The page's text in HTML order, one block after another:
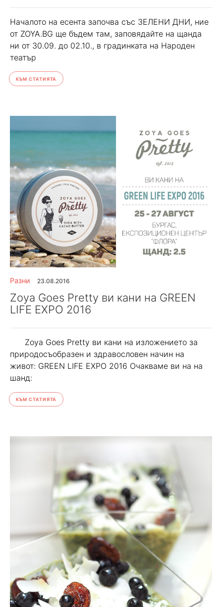
Началото на есента започва със ЗЕЛЕНИ ДНИ, ние
от ZOYA.BG ще бъдем там, заповядайте на щанда
ни от 30.09. до 02.10., в градинката на Народен
театър
КЪМ СТАТИЯТА
Разни 23.08.2016
Zoya Goes Pretty ви кани на GREEN
LIFE EXPO 2016
Zoya Goes Pretty ви кани на изложението за
природосъобразен и здравословен начин на
живот: GREEN LIFE EXPO 2016 Очакваме ви на на
шанд:
КЪМ СТАТИЯТА